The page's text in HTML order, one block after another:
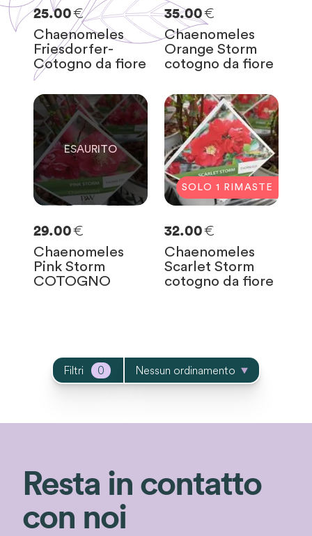
Filtri 0 Nessun ordinamento
25.00€
Chaenomeles
Friesdorfer-
Cotogno da fiore
35.00€
Chaenomeles
Orange Storm
cotogno da fiore
0
SOLO0RIMASTE
29.00€
Chaenomeles
Pink Storm
COTOGNO
SOLO1 RIMASTE
32.00€
Chaenomeles
Scarlet Storm
cotogno da fiore
Resta in contatto
con noi